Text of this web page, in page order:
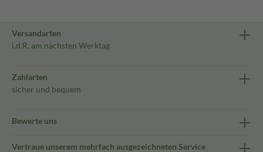
Versandarten
i.d.R. am nächsten Werktag
Zahlarten
sicher und bequem
Bewerte uns
Vertraue unserem mehrfach ausgezeichneten Service